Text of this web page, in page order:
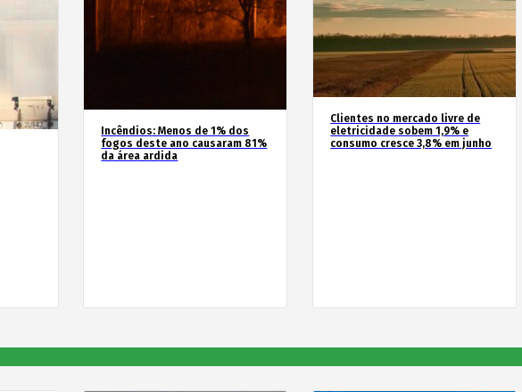
Incêndios: Menos de 1% dos
fogos deste ano causaram 81%
da área ardida
Clientes no mercado livre de
eletricidade sobem 1,9% e
consumo cresce 3,8% em junho